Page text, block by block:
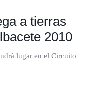
a tierras
2010
lugar en el Circuito